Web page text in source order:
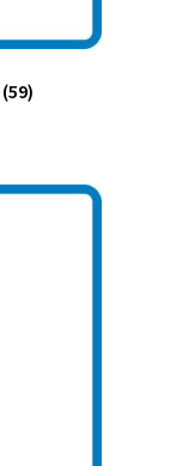
(59)